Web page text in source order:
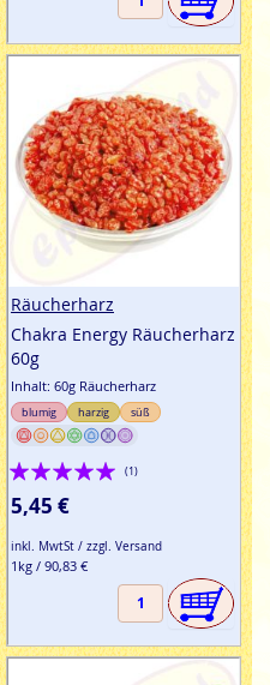
Räucherharz
Chakra Energy Räucherharz
60g
Inhalt: 60g Räucherharz
blumig harzig süß
Bewertung:
100%
(1)
5,45 €
inkl. MwtSt / zzgl. Versand
1kg / 90,83 €